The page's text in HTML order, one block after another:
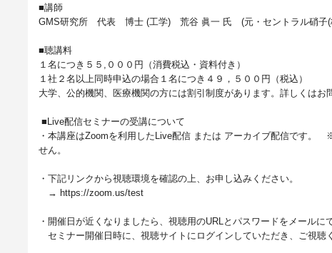
■講師
GMS研究所 代表 博士 (工学) 荒谷 眞一 氏 (元・セントラル硝子(
■聴講料
１名につき５５,０００円（消費税込・資料付き）
１社２名以上同時申込の場合１名につき４９，５００円（税込）
大学、公的機関、医療機関の方には割引制度があります。詳しくはお
■Live配信セミナーの受講について
・本講座はZoomを利用したLive配信 または アーカイブ配信です。
せん。
・下記リンクから視聴環境を確認の上、お申し込みください。
→ https://zoom.us/test
・開催日が近くなりましたら、視聴用のURLとパスワードをメールに
セミナー開催日時に、視聴サイトにログインしていただき、ご視聴